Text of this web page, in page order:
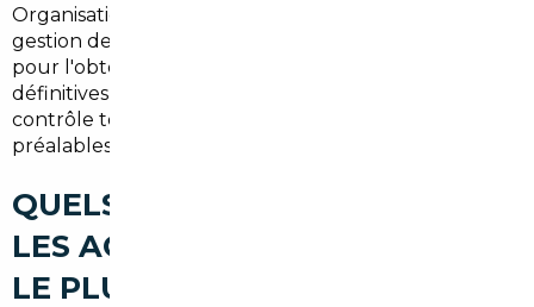
Organisation du transport (remorque, transit),
gestion des démarches de mise en conformité et aide
pour l'obtention de la carte grise et des plaques
définitives en Île-de-France. Le courtier pilote aussi le
contrôle technique et les éventuelles réparations
préalables.
QUELS TYPES DE VOITURES
LES ACHETEURS RECHERCHENT
LE PLUS À MONTROUGE